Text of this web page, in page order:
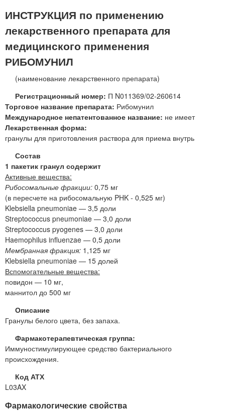
ИНСТРУКЦИЯ по применению
лекарственного препарата для
медицинского применения
РИБОМУНИЛ
(наименование лекарственного препарата)
Регистрационный номер: П N011369/02-260614
Торговое название препарата: Рибомунил
Международное непатентованное название: не имеет
Лекарственная форма:
гранулы для приготовления раствора для приема внутрь
Состав
1 пакетик гранул содержит
Активные вещества:
Рибосомальные фракции: 0,75 мг
(в пересчете на рибосомальную PHK - 0,525 мг)
Klebsiella pneumoniae — 3,5 доли
Streptococcus pneumoniae — 3,0 доли
Streptococcus pyogenes — 3,0 доли
Haemophilus influenzae — 0,5 доли
Мембранная фракция: 1,125 мг
Klebsiella pneumoniae — 15 долей
Вспомогательные вещества:
повидон — 10 мг,
маннитол до 500 мг
Описание
Гранулы белого цвета, без запаха.
Фармакотерапевтическая группа:
Иммуностимулирующее средство бактериального
происхождения.
Код АТХ
L03AX
Фармакологические свойства